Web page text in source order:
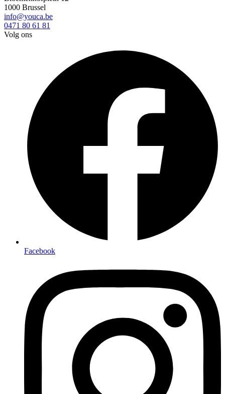
1000 Brussel
info@youca.be
0471 80 61 81
Volg ons
Facebook